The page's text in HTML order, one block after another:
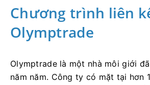
Chương trình liên
Olymptrade
Olymptrade là một nhà môi giới
năm năm. Công ty có mặt tại hơn